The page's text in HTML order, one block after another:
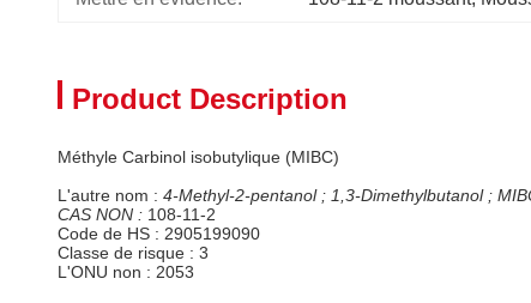
Product Description
Méthyle Carbinol isobutylique (MIBC)
L'autre nom : 4-Methyl-2-pentanol ; 1,3-Dimethylbutanol ;
CAS NON : 108-11-2
Code de HS : 2905199090
Classe de risque : 3
L'ONU non : 2053